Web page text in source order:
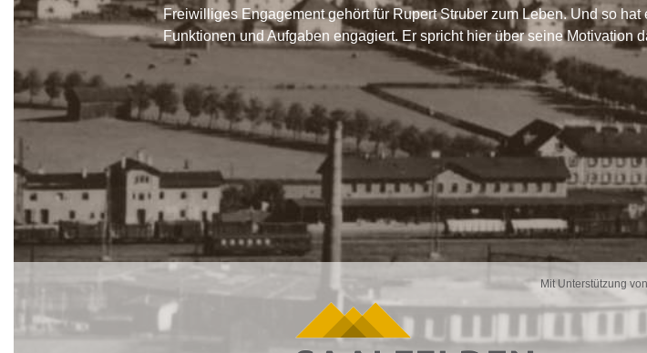
Freiwilliges Engagement gehört für Rupert Struber zum Leben. Und so
Funktionen und Aufgaben engagiert. Er spricht hier über seine Motivation
Mit Unterstützung